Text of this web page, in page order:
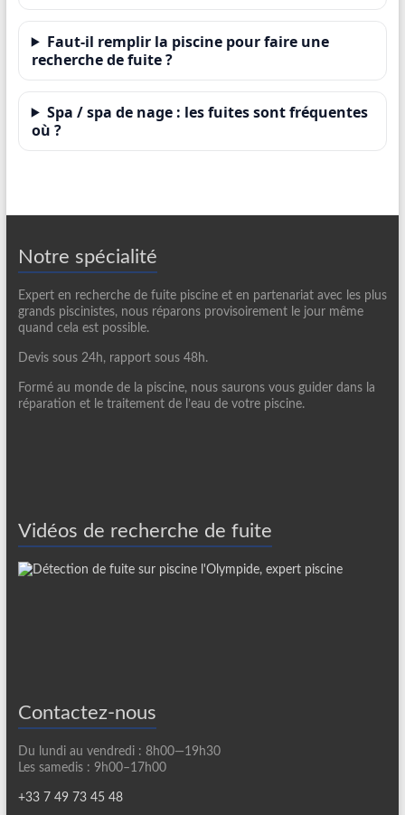
Faut-il remplir la piscine pour faire une
recherche de fuite ?
Spa / spa de nage : les fuites sont fréquentes
où ?
Notre spécialité
Expert en recherche de fuite piscine et en partenariat avec les plus
grands piscinistes, nous réparons provisoirement le jour même
quand cela est possible.
Devis sous 24h, rapport sous 48h.
Formé au monde de la piscine, nous saurons vous guider dans la
réparation et le traitement de l’eau de votre piscine.
Vidéos de recherche de fuite
Contactez-nous
Du lundi au vendredi : 8h00—19h30
Les samedis : 9h00–17h00
+33 7 49 73 45 48